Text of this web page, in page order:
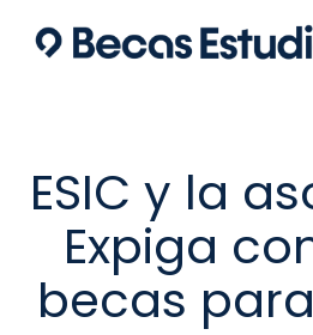
ESIC y la
Expiga
becas